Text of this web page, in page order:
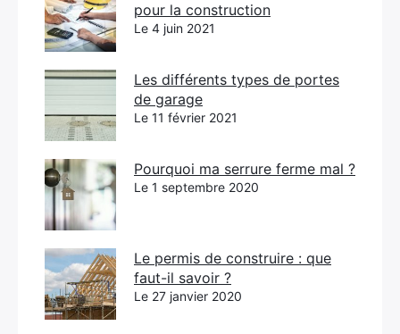
pour la construction
Le 4 juin 2021
Les différents types de portes
de garage
Le 11 février 2021
Pourquoi ma serrure ferme mal ?
Le 1 septembre 2020
Le permis de construire : que
faut-il savoir ?
Le 27 janvier 2020